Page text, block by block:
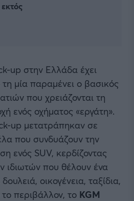
up στην Ελλάδα έχει
μία παραμένει ο βασικός
που χρειάζονται τη
ενός οχήματος «εργάτη».
up μετατράπηκαν σε
που συνδυάζουν την
ενός SUV, κερδίζοντας
ιδιωτών που θέλουν ένα
οικογένεια, ταξίδια,
περιβάλλον, το KGM